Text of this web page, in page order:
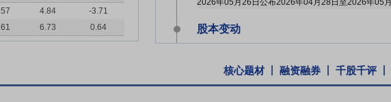
4.84
-3.71
6.73 0.64 股本变动
机构调研
核心题材 融资融券 千股千评